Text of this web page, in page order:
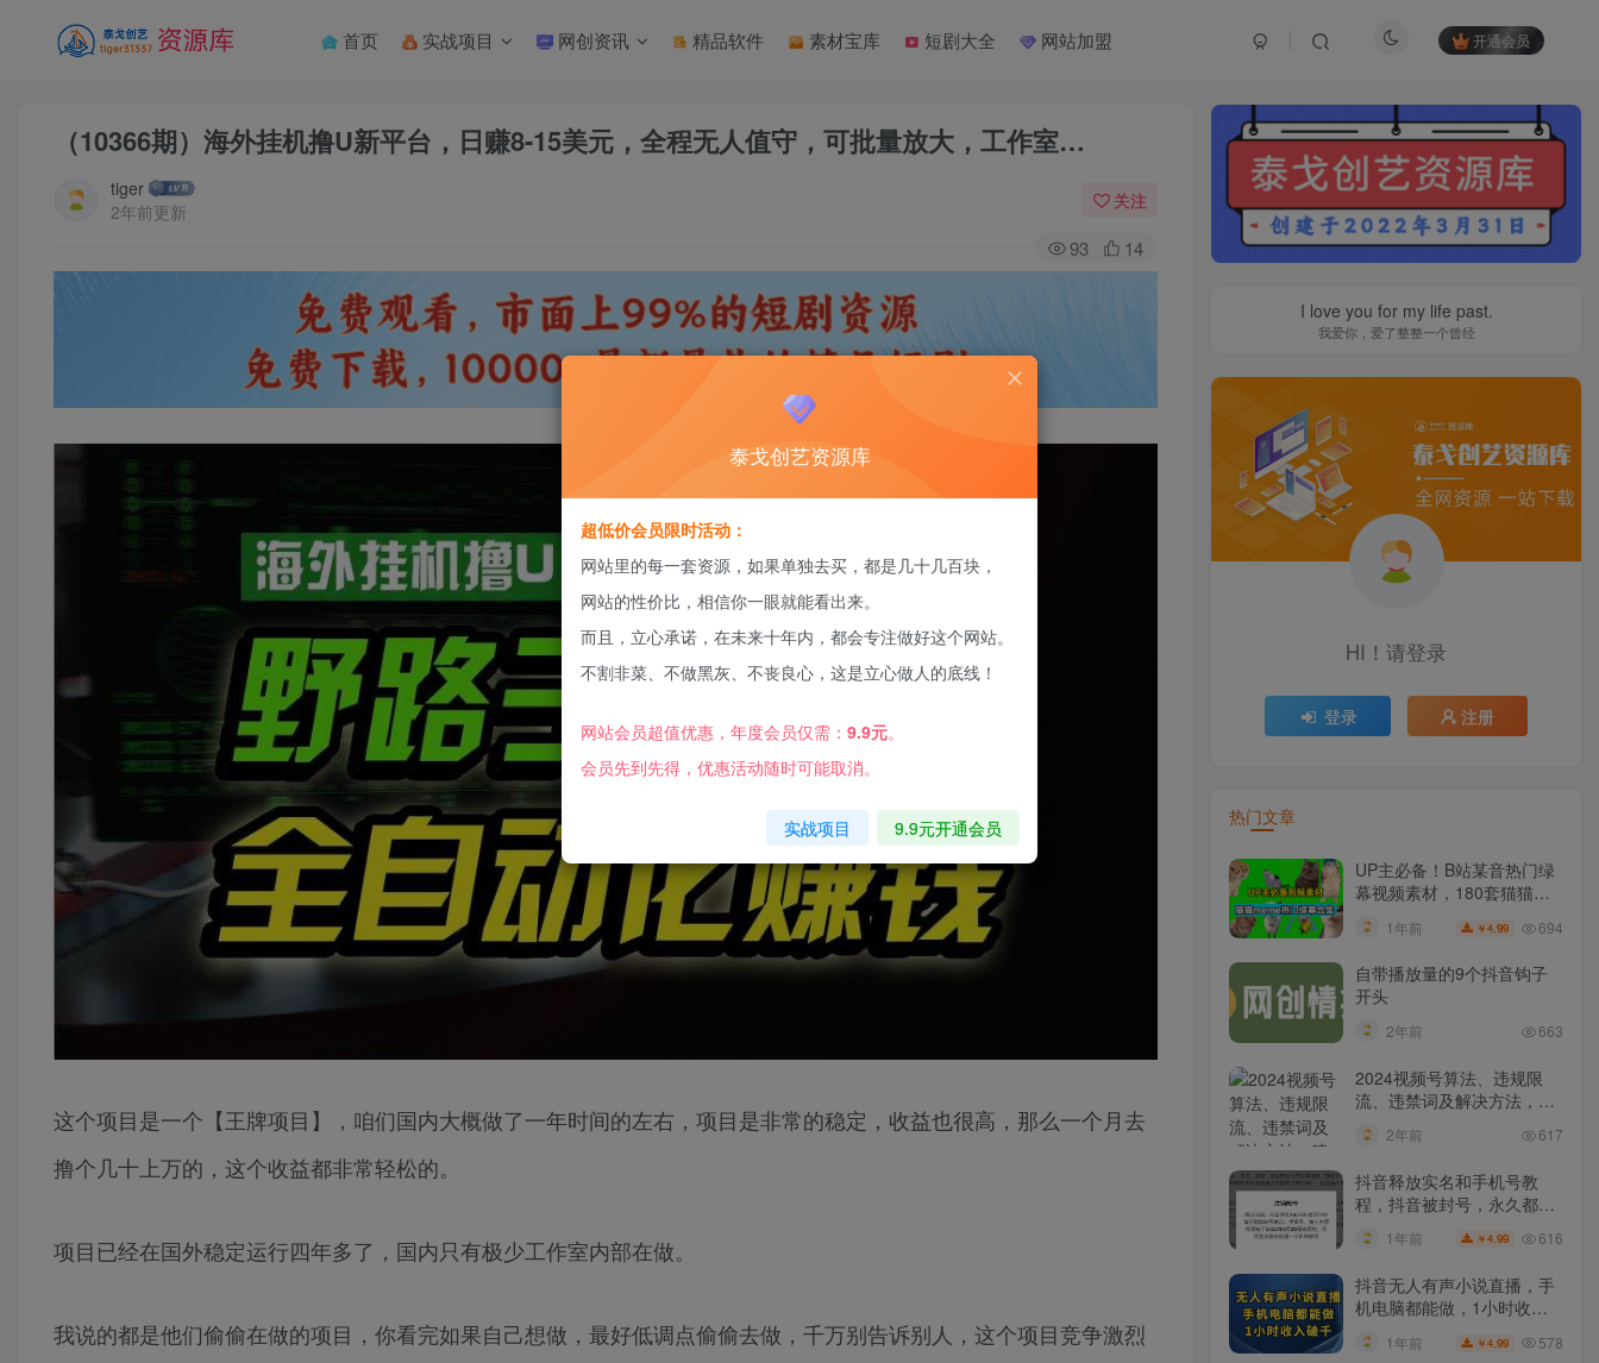
首页 实战项目 网创资讯 精品软件 素材宝库 短剧大全 网站加盟 开通会员
（10366期）海外挂机撸U新平台，日赚8-15美元，全程无人值守，可批量放大，工作室…
tiger
2年前更新
关注
93 14
这个项目是一个【王牌项目】，咱们国内大概做了一年时间的左右，项目是非常的稳定，收益也很高，那么一个月去
撸个几十上万的，这个收益都非常轻松的。
项目已经在国外稳定运行四年多了，国内只有极少工作室内部在做。
我说的都是他们偷偷在做的项目，你看完如果自己想做，最好低调点偷偷去做，千万别告诉别人，这个项目竞争激烈
I love you for my life past.
我爱你，爱了整整一个曾经
HI！请登录
登录 注册
热门文章
UP主必备！B站某音热门绿
幕视频素材，180套猫猫
meme动态绿幕合集包，含
背景图BGM，含使用教程
1年前 ￥4.99 694
自带播放量的9个抖音钩子
开头
2年前 663
2024视频号算法、违规限
流、违禁词及解决方法，建
2年前 617
抖音释放实名和手机号教
程，抖音被封号，永久都可
1年前 ￥4.99 616
抖音无人有声小说直播，手
机电脑都能做，1小时收入
1年前 ￥4.99 578
泰戈创艺资源库
超低价会员限时活动：
网站里的每一套资源，如果单独去买，都是几十几百块，
网站的性价比，相信你一眼就能看出来。
而且，立心承诺，在未来十年内，都会专注做好这个网站。
不割非菜、不做黑灰、不丧良心，这是立心做人的底线！
网站会员超值优惠，年度会员仅需： 9.9元。
会员先到先得，优惠活动随时可能取消。
实战项目 9.9元开通会员